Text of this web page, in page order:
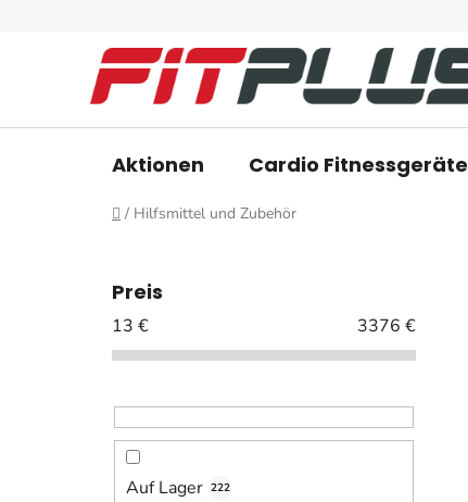
Aktionen Cardio Fitnessgeräte
Startseite
/ Hilfsmittel und Zubehör
Preis
13 € 3376 €
Auf Lager 222